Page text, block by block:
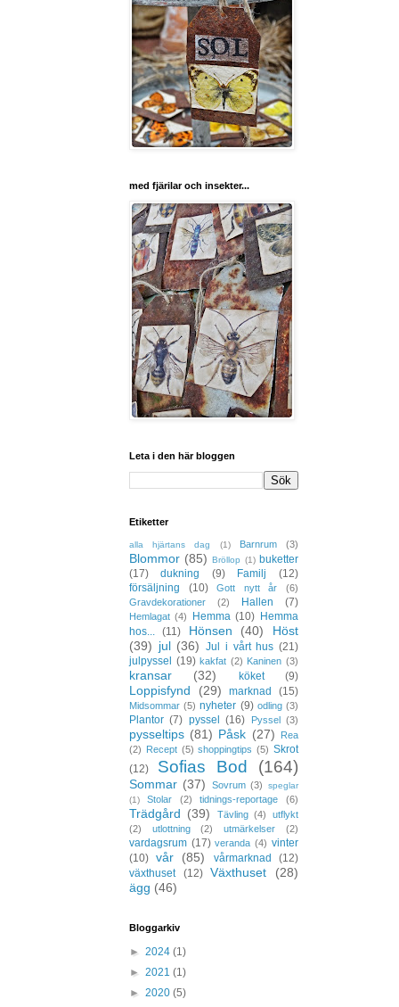
med fjärilar och insekter...
Leta i den här bloggen
Etiketter
alla hjärtans dag (1) Barnrum (3)
Blommor (85) Bröllop (1) buketter
(17)
dukning (9) Familj
(12)
försäljning
(10) Gott nytt år
(6)
Gravdekorationer
(2) Hallen (7)
Hemlagat (4) Hemma (10) Hemma
hos...
(11) Hönsen (40)
Höst
(39) jul (36) Jul i vårt hus (21)
julpyssel
(19) kakfat (2) Kaninen (3)
kransar (32) köket (9)
Loppisfynd (29) marknad (15)
Midsommar (5) nyheter (9) odling (3)
Plantor (7) pyssel (16) Pyssel (3)
pysseltips (81) Påsk (27)
Rea
(2) Recept (5) shoppingtips (5) Skrot
(12)
Sofias Bod (164)
Sommar (37) Sovrum (3)
speglar
(1)
Stolar (2) tidnings-reportage (6)
Trädgård (39) Tävling (4)
utflykt
(2)
utlottning (2) utmärkelser (2)
vardagsrum (17) veranda (4) vinter
(10) vår (85) vårmarknad
(12)
växthuset
(12) Växthuset
(28)
ägg (46)
Bloggarkiv
► 2024 (1)
► 2021 (1)
► 2020 (5)